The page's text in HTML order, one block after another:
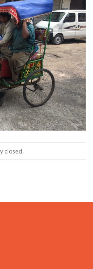
closed.